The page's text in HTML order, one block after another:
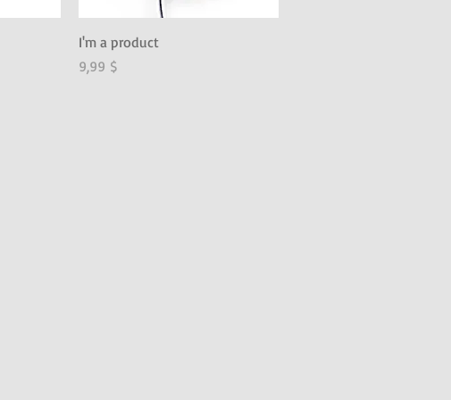
Schnellansicht
I'm a product
Preis
9,99 $